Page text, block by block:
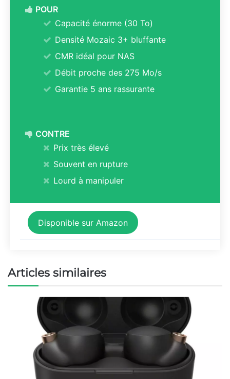
POUR
Capacité énorme (30 To)
Densité Mozaic 3+ bluffante
CMR idéal pour NAS
Débit proche des 275 Mo/s
Garantie 5 ans rassurante
CONTRE
Prix très élevé
Souvent en rupture
Lourd à manipuler
Disponible sur Amazon
Articles similaires